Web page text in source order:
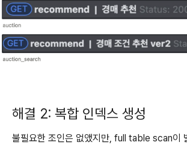
해결 2: 복합 인덱스 생성
불필요한 조인은 없앴지만, full table scan이